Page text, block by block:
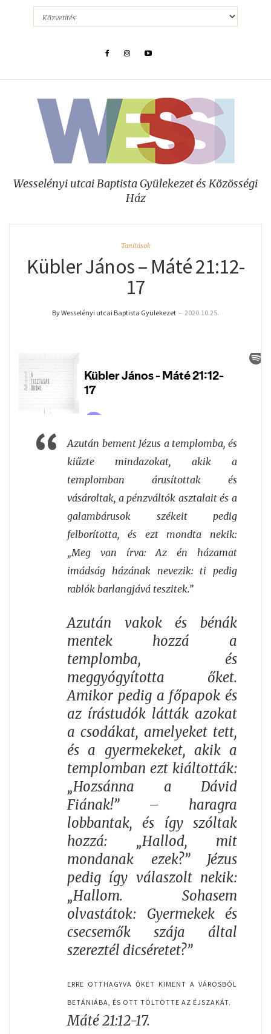
Wesselényi utcai Baptista Gyülekezet és Közösségi
Ház
Tanítások
Kübler János – Máté 21:12-
17
By Wesselényi utcai Baptista Gyülekezet – 2020.10.25.
Azután bement Jézus a templomba, és
kiűzte mindazokat, akik a
templomban árusítottak és
vásároltak, a pénzváltók asztalait és a
galambárusok székeit pedig
felborította, és ezt mondta nekik:
„Meg van írva: Az én házamat
imádság házának nevezik: ti pedig
rablók barlangjává teszitek.”
Azután vakok és bénák
mentek hozzá a
templomba, és
meggyógyította őket.
Amikor pedig a főpapok és
az írástudók látták azokat
a csodákat, amelyeket tett,
és a gyermekeket, akik a
templomban ezt kiáltották:
„Hozsánna a Dávid
Fiának!” – haragra
lobbantak, és így szóltak
hozzá: „Hallod, mit
mondanak ezek?” Jézus
pedig így válaszolt nekik:
„Hallom. Sohasem
olvastátok: Gyermekek és
csecsemők szája által
szereztél dicséretet?”
ERRE OTTHAGYVA ŐKET KIMENT A VÁROSBÓL
BETÁNIÁBA, ÉS OTT TÖLTÖTTE AZ ÉJSZAKÁT.
Máté 21:12-17.